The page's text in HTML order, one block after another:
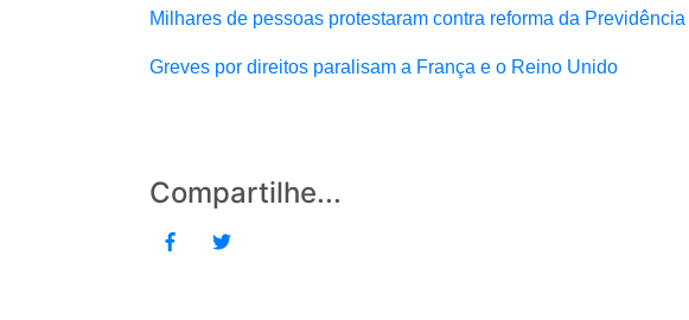
Milhares de pessoas protestaram contra reforma da
Greves por direitos paralisam a França e o Reino Unido
Compartilhe...